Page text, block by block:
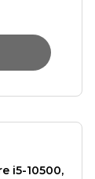
i5-10500,